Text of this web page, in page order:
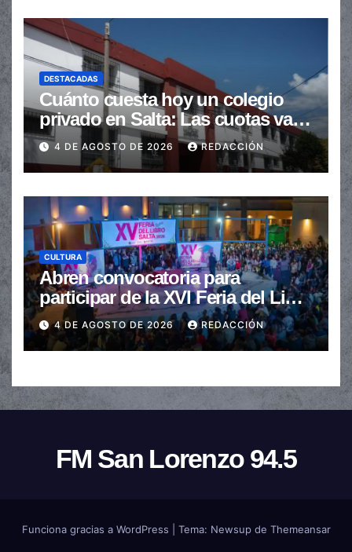
DESTACADAS
Cuánto cuesta hoy un colegio
privado en Salta: Las cuotas van
de $110.000 a más de $600.000
4 DE AGOSTO DE 2026 REDACCIÓN
CULTURA
Abren convocatoria para
participar de la XVI Feria del Libro
de Salta
4 DE AGOSTO DE 2026 REDACCIÓN
FM San Lorenzo 94.5
Funciona gracias a WordPress Tema: Newsupde Themeansar